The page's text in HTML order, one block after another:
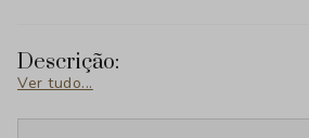
Descrição:
Ver tudo...